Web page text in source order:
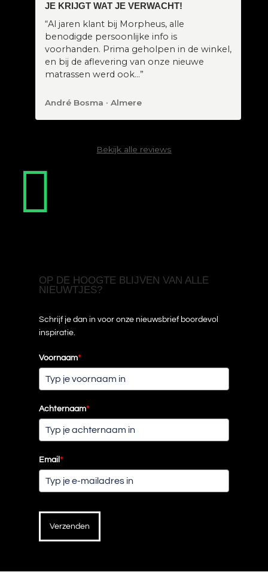
JE KRIJGT WAT JE VERWACHT!
“Al jaren klant bij Morpheus, alle
benodigde persoonlijke info is
voorhanden. Prima geholpen in de winkel,
en bij de aflevering van onze nieuwe
matrassen werd ook…”
André Bosma · Almere
Bekijk alle reviews

OP DE HOOGTE BLIJVEN VAN ALLE
NIEUWTJES?
Schrijf je dan in voor onze nieuwsbrief boordevol
inspiratie.
Voornaam*
Achternaam*
Email *
Verzenden